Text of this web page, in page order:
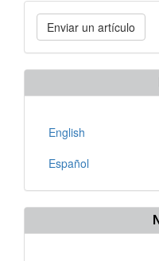
Enviar
un
artículo
Enviar un artículo
English
Español